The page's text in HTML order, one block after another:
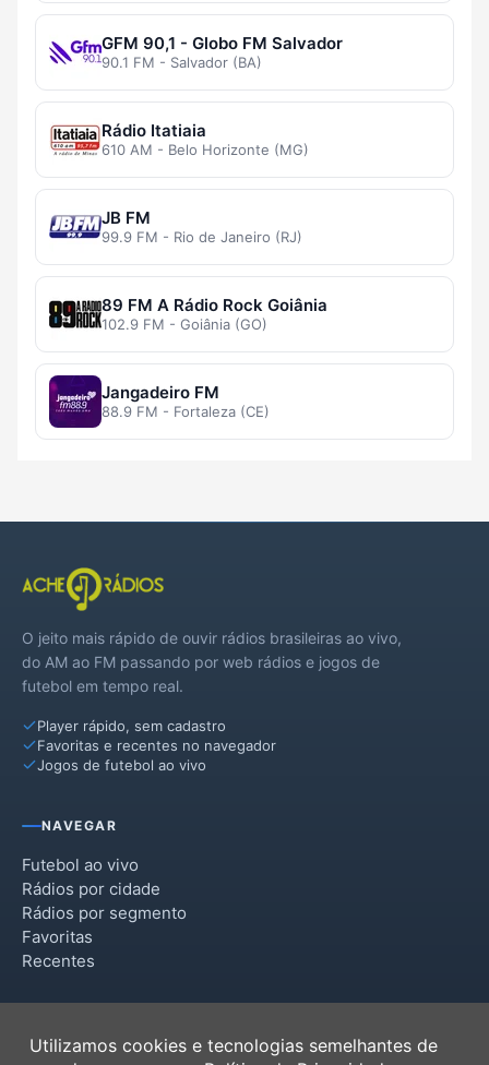
GFM 90,1 - Globo FM Salvador
90.1 FM - Salvador (BA)
Rádio Itatiaia
610 AM - Belo Horizonte (MG)
JB FM
99.9 FM - Rio de Janeiro (RJ)
89 FM A Rádio Rock Goiânia
102.9 FM - Goiânia (GO)
Jangadeiro FM
88.9 FM - Fortaleza (CE)
O jeito mais rápido de ouvir rádios brasileiras ao vivo,
do AM ao FM passando por web rádios e jogos de
futebol em tempo real.
Player rápido, sem cadastro
Favoritas e recentes no navegador
Jogos de futebol ao vivo
NAVEGAR
Futebol ao vivo
Rádios por cidade
Rádios por segmento
Favoritas
Recentes
Utilizamos cookies e tecnologias semelhantes de